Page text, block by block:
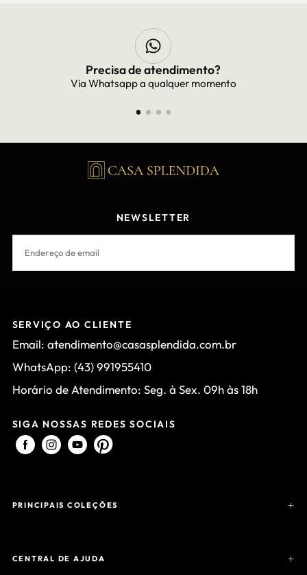
Frete Grátis
Frete grátis para todo Brasil
NEWSLETTER
SERVIÇO AO CLIENTE
Email: atendimento@casasplendida.com.br
WhatsApp: (43) 991955410
Horário de Atendimento: Seg. à Sex. 09h às 18h
SIGA NOSSAS REDES SOCIAIS
PRINCIPAIS COLEÇÕES
CENTRAL DE AJUDA